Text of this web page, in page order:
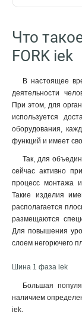
Что
FORK iek
В настоящее
деятельности
При этом, для
используется
оборудования,
функций и имеет
Так, для
сейчас активно
процесс монтажа
Такие изделия
располагается
размещаются
Для повышения
слоем негорючего
Шина 1 фаза iek
Большая
наличием
iek.